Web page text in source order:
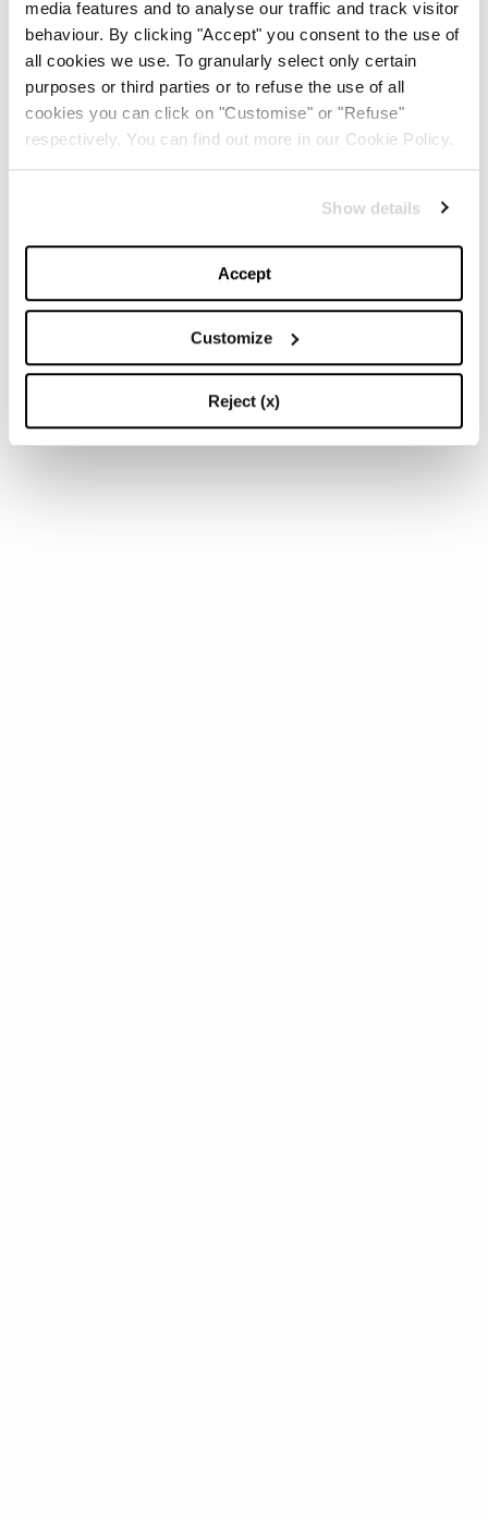
media features and to analyse our traffic and track visitor
behaviour. By clicking "Accept" you consent to the use of
all cookies we use. To granularly select only certain
purposes or third parties or to refuse the use of all
cookies you can click on "Customise" or "Refuse"
respectively. You can find out more in our Cookie Policy.
Show details
Accept
Customize
Reject (x)